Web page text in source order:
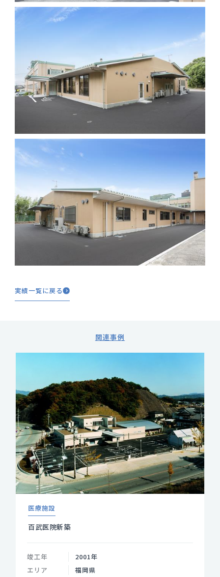
実績一覧に戻る
関連事例
医療施設
百武医院新築
竣工年
2001年
エリア
福岡県